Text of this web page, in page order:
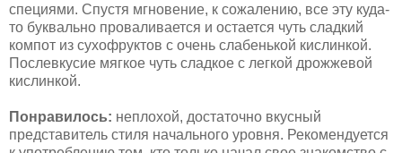
специями. Спустя мгновение, к сожалению, все эту куда-
то буквально проваливается и остается чуть сладкий
компот из сухофруктов с очень слабенькой кислинкой.
Послевкусие мягкое чуть сладкое с легкой дрожжевой
кислинкой.
Понравилось: неплохой, достаточно вкусный
представитель стиля начального уровня. Рекомендуется